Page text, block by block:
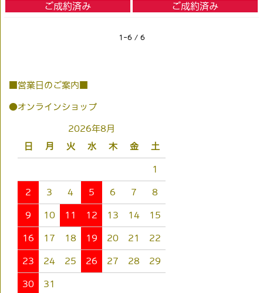
ご成約済み
ご成約済み
1-6 / 6
■営業日のご案内■
●オンラインショップ
2026年8月
日
月 火 水 木 金 土
1
2 3 4 5 6 7 8
9 10 11 12 13 14 15
16 17 18 19 20 21 22
23 24 25 26 27 28 29
30 31